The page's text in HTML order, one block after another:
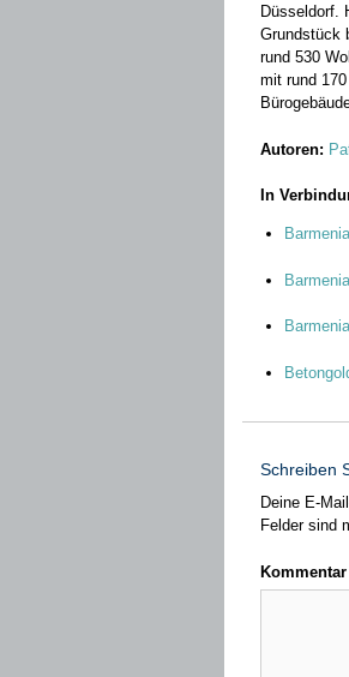
Düsseldorf.
Grundstück
rund 530
mit rund
Autoren:
In
Schreiben
Deine E-
Felder sind
Kommentar